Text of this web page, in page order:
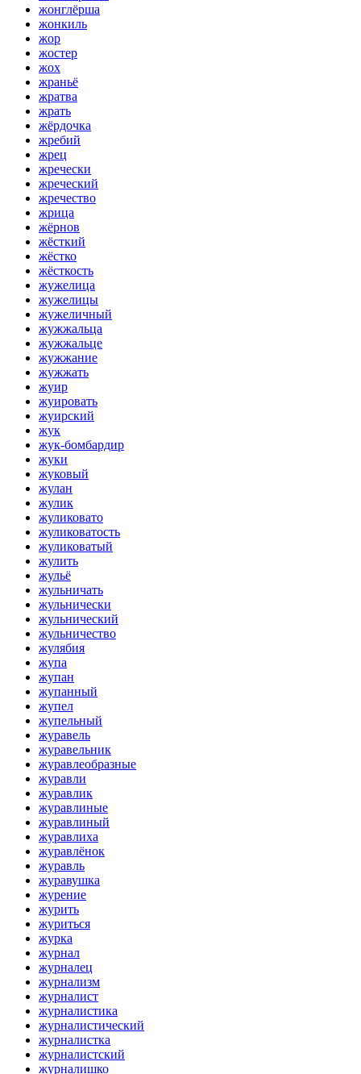
жонглёрша
жонкиль
жор
жостер
жох
жраньё
жратва
жрать
жёрдочка
жребий
жрец
жречески
жреческий
жречество
жрица
жёрнов
жёсткий
жёстко
жёсткость
жужелица
жужелицы
жужеличный
жужжальца
жужжальце
жужжание
жужжать
жуир
жуировать
жуирский
жук
жук-бомбардир
жуки
жуковый
жулан
жулик
жуликовато
жуликоватость
жуликоватый
жулить
жульё
жульничать
жульнически
жульнический
жульничество
жулябия
жупа
жупан
жупанный
жупел
жупельный
журавель
журавельник
журавлеобразные
журавли
журавлик
журавлиные
журавлиный
журавлиха
журавлёнок
журавль
журавушка
журение
журить
журиться
журка
журнал
журналец
журнализм
журналист
журналистика
журналистический
журналистка
журналистский
журналишко